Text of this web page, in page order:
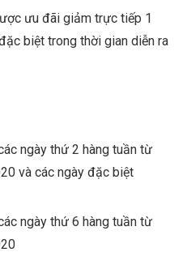
ưu đãi giảm trực tiếp 1
biệt trong thời gian diễn ra
ngày thứ 2 hàng tuần từ
và các ngày đặc biệt
ngày thứ 6 hàng tuần từ